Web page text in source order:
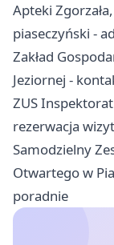
Apteki
piaseczyński -
Zakład
Jeziornej -
ZUS
rezerwacja
Samodzielny
Otwartego w
poradnie